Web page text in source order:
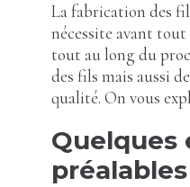
La fabrication des
nécessite avant
tout au long du
des fils mais aussi
qualité. On vous
Quelques
préalables